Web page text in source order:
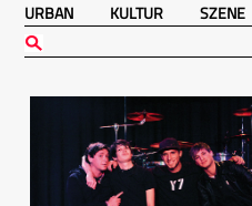
URBAN KULTUR SZENE